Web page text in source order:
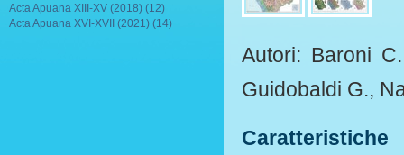
Acta Apuana XIII-XV (2018) (12)
Acta Apuana XVI-XVII (2021) (14)
Autori: Baroni
Guidobaldi G.,
Caratteristiche